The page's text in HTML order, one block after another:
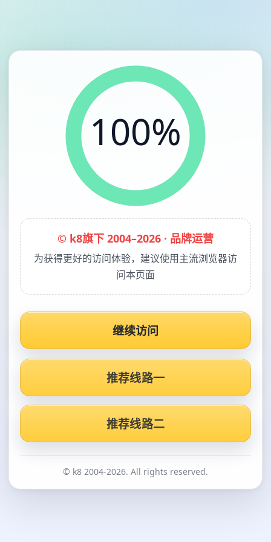
100%
© k8旗下 2004–2026 · 品牌运营
为获得更好的访问体验，建议使用主流浏览器访
问本页面
继续访问
推荐线路一
推荐线路二
© k8 2004-2026. All rights reserved.